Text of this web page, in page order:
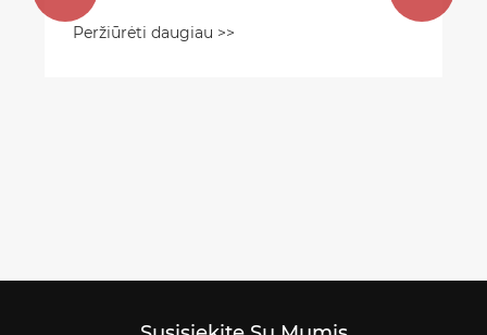
Peržiūrėti daugiau >>